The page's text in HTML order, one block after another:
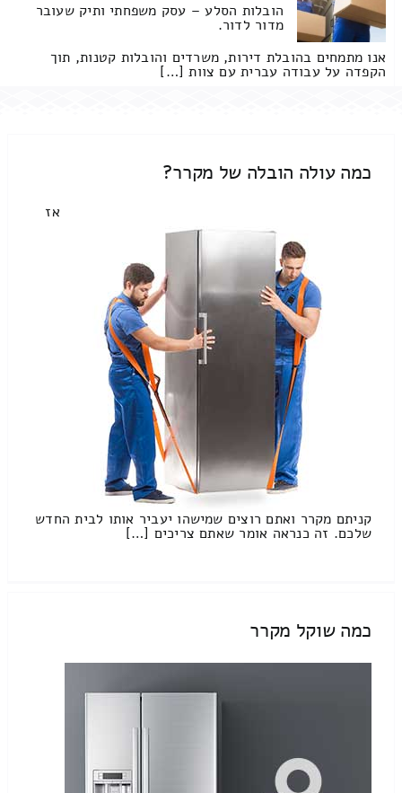
הובלות הסלע – עסק משפחתי ותיק שעובר
מדור לדור.
אנו מתמחים בהובלת דירות, משרדים והובלות קטנות, תוך
הקפדה על עבודה עברית עם צוות […]
כמה עולה הובלה של מקרר?
אז
קניתם מקרר ואתם רוצים שמישהו יעביר אותו לבית החדש
שלכם. זה כנראה אומר שאתם צריכים […]
כמה שוקל מקרר